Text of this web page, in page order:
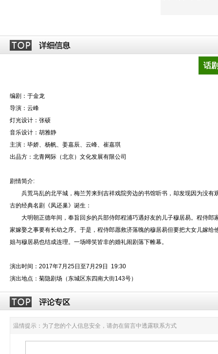
话
编剧：于金龙
导演：云峰
灯光设计：张硕
音乐设计：胡雅静
主演：毕娇、杨帆、姜嘉辰、云峰、崔嘉琪
出品方：北青网际（北京）文化发展有限公司
剧情简介:
兵荒马乱的北平城，梅兰芳来到吉祥戏院旁边的书馆听书，却发现因为没有
古的经典名剧《凤还巢》诞生：
大明朝正德年间，奉旨回乡的兵部侍郎程浦巧遇好友的儿子穆居易。程侍郎
家嫁娶之事要有长幼之序。于是，程侍郎愿救济落魄的穆居易但要把大女儿嫁
姐与穆居易也结成连理。一场啼笑皆非的婚礼闹剧落下帷幕。
演出时间：2017年7月25日至7月29日 19:30
演出地点：菊隐剧场（东城区东四南大街143号）
温情提示：为了您的个人信息安全，请勿在留言中透露联系方式